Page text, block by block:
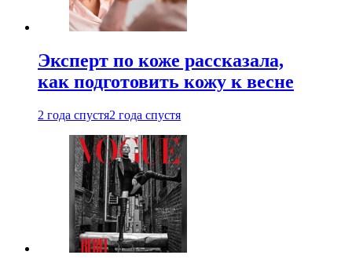
Эксперт по коже рассказала,
как подготовить кожу к весне
2 года спустя2 года спустя